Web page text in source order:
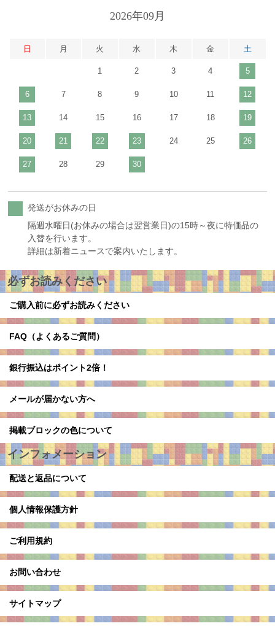
2026年09月
日 月 火 水 木 金 土
1 2 3 4 5
6 7 8 9 10 11 12
13 14 15 16 17 18 19
20 21 22 23 24 25 26
27 28 29 30
発送がお休みの日
隔週水曜日(お休みの場合は翌営業日)の15時～夜に特価品の
入替を行います。
詳細は新着ニュースで案内いたします。
必ずお読みください
ご購入前に必ずお読みください
FAQ（よくあるご質問）
銀行振込はポイント2倍！
メールが届かない方へ
掲載ブロックの色について
インフォメーション
配送と返品について
個人情報保護方針
ご利用規約
お問い合わせ
サイトマップ